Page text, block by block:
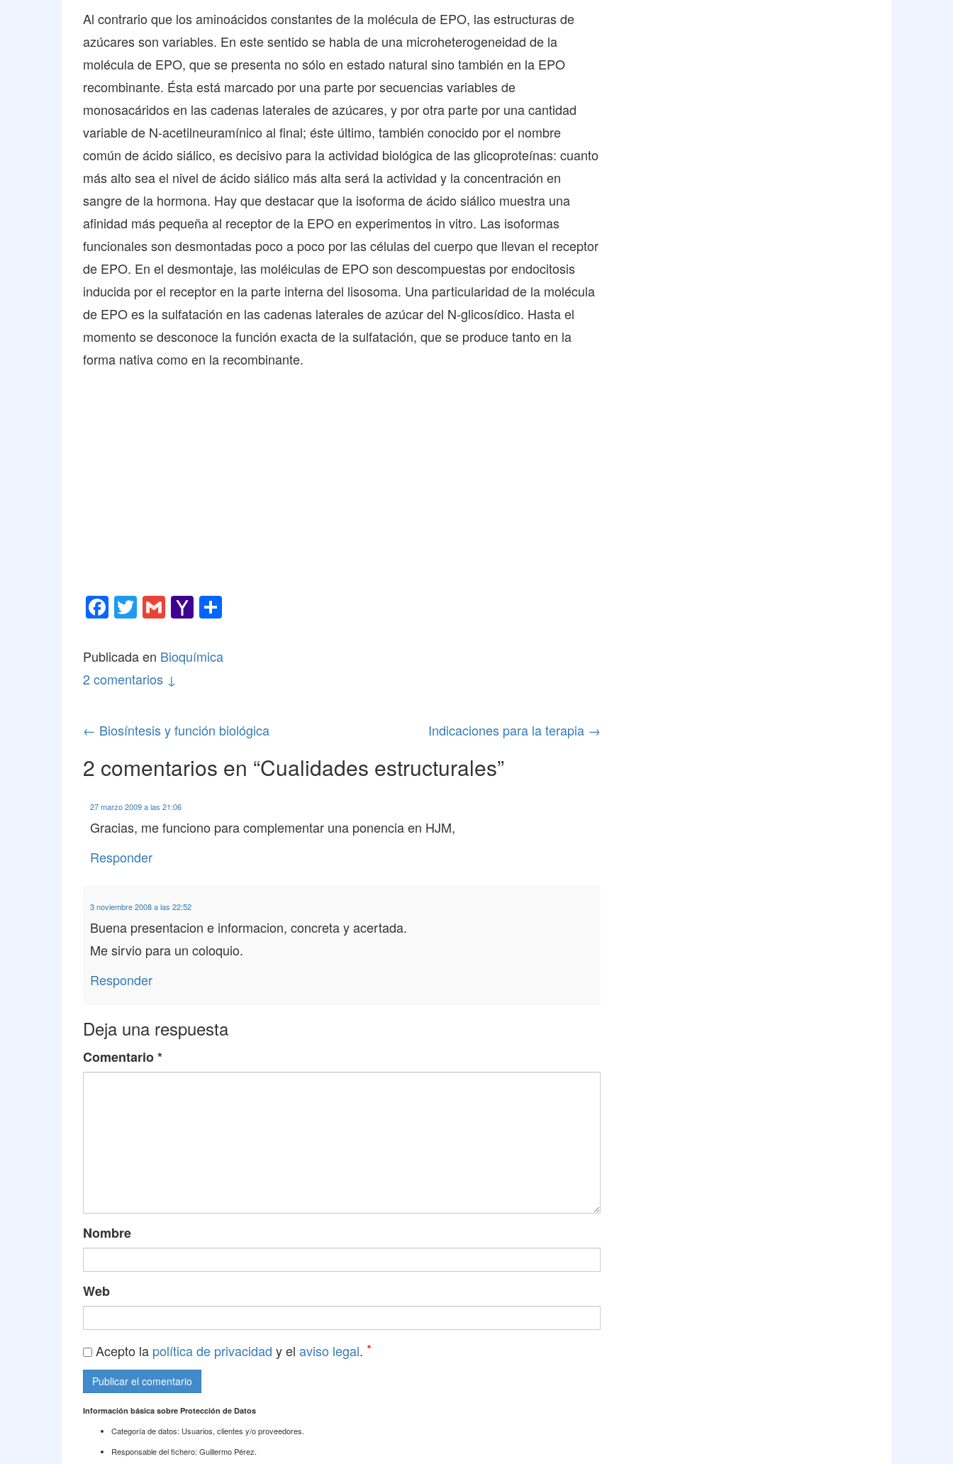
Al contrario que los aminoácidos constantes de la molécula de EPO, las estructuras de
azúcares son variables. En este sentido se habla de una microheterogeneidad de la
molécula de EPO, que se presenta no sólo en estado natural sino también en la EPO
recombinante. Ésta está marcado por una parte por secuencias variables de
monosacáridos en las cadenas laterales de azúcares, y por otra parte por una cantidad
variable de N-acetilneuramínico al final; éste último, también conocido por el nombre
común de ácido siálico, es decisivo para la actividad biológica de las glicoproteínas: cuanto
más alto sea el nivel de ácido siálico más alta será la actividad y la concentración en
sangre de la hormona. Hay que destacar que la isoforma de ácido siálico muestra una
afinidad más pequeña al receptor de la EPO en experimentos in vitro. Las isoformas
funcionales son desmontadas poco a poco por las células del cuerpo que llevan el receptor
de EPO. En el desmontaje, las moléiculas de EPO son descompuestas por endocitosis
inducida por el receptor en la parte interna del lisosoma. Una particularidad de la molécula
de EPO es la sulfatación en las cadenas laterales de azúcar del N-glicosídico. Hasta el
momento se desconoce la función exacta de la sulfatación, que se produce tanto en la
forma nativa como en la recombinante.
F
c
e
o
o
k
T
tt
er
G
ail
Y
h
M
ail
m
tir
Publicada en Bioquímica
2 comentarios ↓
Navegación
de
entradas
← Biosíntesis y función biológica Indicaciones para la terapia →
2 comentarios en “Cualidades estructurales”
27 marzo 2009 a las 21:06
Gracias, me funciono para complementar una ponencia en HJM,
Responder
3 noviembre 2008 a las 22:52
Buena presentacion e informacion, concreta y acertada.
Me sirvio para un coloquio.
Responder
Deja una respuesta
Comentario*
Nombre
Web
Acepto la política de privacidad y el aviso legal. *
Información básica sobre Protección de Datos
Categoría de datos: Usuarios, clientes y/o proveedores.
Responsable del fichero: Guillermo Pérez.